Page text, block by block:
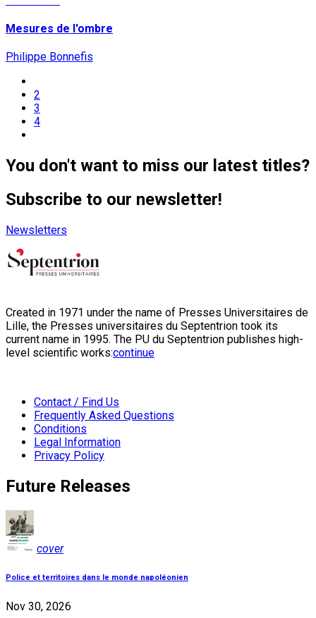
Mesures de l'ombre
Philippe Bonnefis
2
3
4
You don't want to miss our latest titles?
Subscribe to our newsletter!
Newsletters
Created in 1971 under the name of Presses Universitaires de
Lille, the Presses universitaires du Septentrion took its
current name in 1995. The PU du Septentrion publishes high-
level scientific works:continue
Contact / Find Us
Frequently Asked Questions
Conditions
Legal Information
Privacy Policy
Future Releases
cover
Police et territoires dans le monde napoléonien
Nov 30, 2026